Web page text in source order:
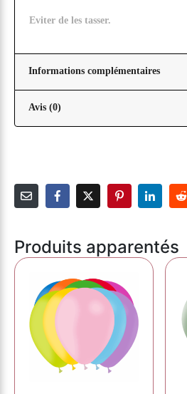
Eviter de les tasser.
Informations complémentaires
Avis (0)
Produits apparentés